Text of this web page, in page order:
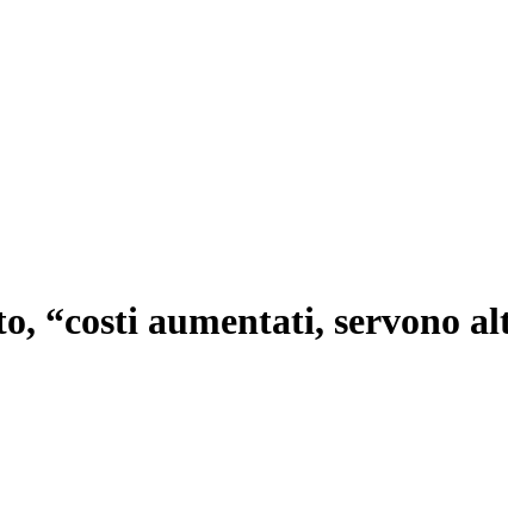
“costi aumentati, servono